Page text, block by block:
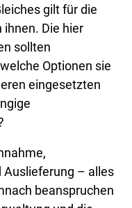
gilt für die
Die hier
sollten
Optionen sie
eingesetzten
Auslieferung – alles
beanspruchen